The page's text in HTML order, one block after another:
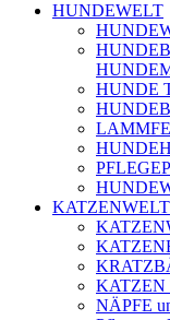
HUNDEWELT
HUNDE
KATZENWELT
KATZEN
NÄPFE